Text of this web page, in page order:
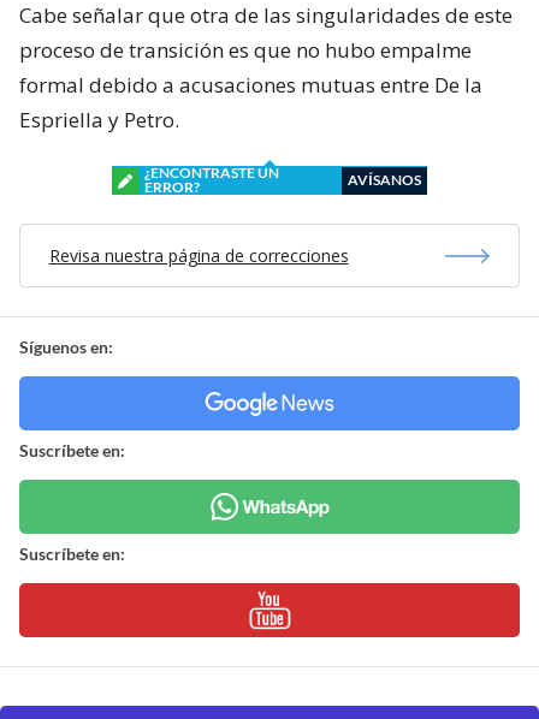
Cabe señalar que otra de las singularidades de este
proceso de transición es que no hubo empalme
formal debido a acusaciones mutuas entre De la
Espriella y Petro.
¿ENCONTRASTE UN
ERROR?
AVÍSANOS
Revisa nuestra página de correcciones
Síguenos en:
Suscríbete en:
Suscríbete en: